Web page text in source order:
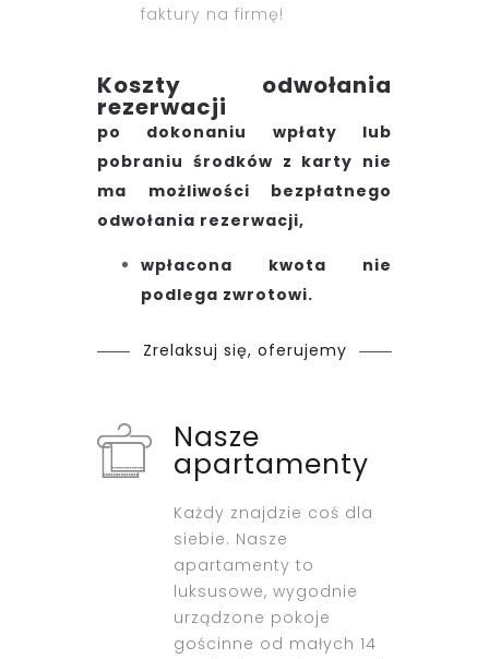
faktury na firmę!
Koszty odwołania
rezerwacji
po dokonaniu wpłaty lub
pobraniu środków z karty nie
ma możliwości bezpłatnego
odwołania rezerwacji,
wpłacona kwota nie
podlega zwrotowi.
Zrelaksuj się, oferujemy
Nasze
apartamenty
Każdy znajdzie coś dla
siebie. Nasze
apartamenty to
luksusowe, wygodnie
urządzone pokoje
gościnne od małych 14